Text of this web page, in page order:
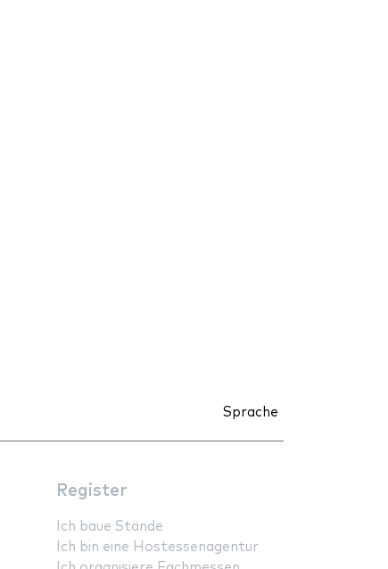
Sprache
Register
Ich baue Stände
Ich bin eine Hostessenagentur